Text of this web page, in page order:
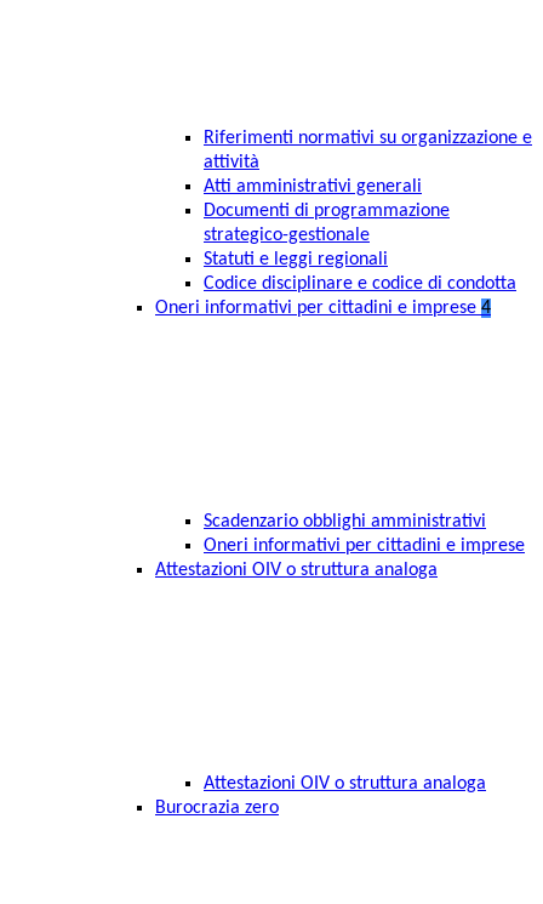
Riferimenti normativi su organizzazione e
attività
Atti amministrativi generali
Documenti di programmazione
strategico-gestionale
Statuti e leggi regionali
Codice disciplinare e codice di condotta
Oneri informativi per cittadini e imprese 4
Scadenzario obblighi amministrativi
Oneri informativi per cittadini e imprese
Attestazioni OIV o struttura analoga
Attestazioni OIV o struttura analoga
Burocrazia zero